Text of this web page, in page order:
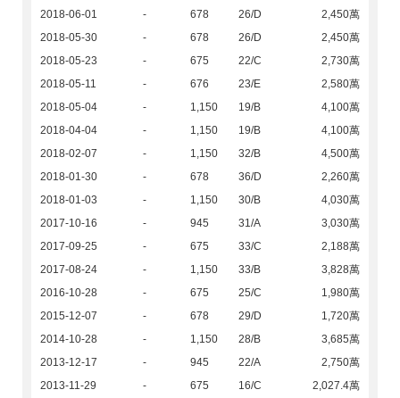
2018-06-01
- 678 26/D
2,450萬
2018-05-30
- 678 26/D
2,450萬
2018-05-23
- 675 22/C
2,730萬
2018-05-11
- 676 23/E
2,580萬
2018-05-04
- 1,150 19/B
4,100萬
2018-04-04
- 1,150 19/B
4,100萬
2018-02-07
- 1,150 32/B
4,500萬
2018-01-30
- 678 36/D
2,260萬
2018-01-03
- 1,150 30/B
4,030萬
2017-10-16
- 945 31/A
3,030萬
2017-09-25
- 675 33/C
2,188萬
2017-08-24
- 1,150 33/B
3,828萬
2016-10-28
- 675 25/C
1,980萬
2015-12-07
- 678 29/D
1,720萬
2014-10-28
- 1,150 28/B
3,685萬
2013-12-17
- 945 22/A
2,750萬
2013-11-29
- 675 16/C
2,027.4萬